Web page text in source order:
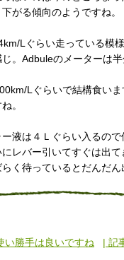
がる傾向のようですね。
Lぐらい走っている模
。Adbuleのメーターは
Lぐらいで結構食い
。
液は４Ｌぐらい入るので
レバー引いてすぐは出て
く待っているとだんだ
い勝手は良いですね | 記